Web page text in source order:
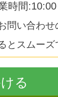
時間
問い合わせ
とスムーズ
る